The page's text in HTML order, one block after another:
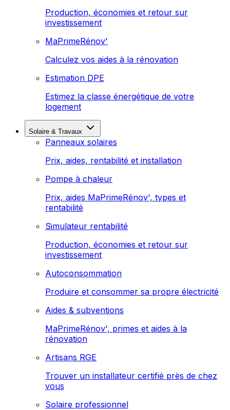
Production, économies et retour sur
investissement
MaPrimeRénov'
Calculez vos aides à la rénovation
Estimation DPE
Estimez la classe énergétique de votre
logement
Solaire & Travaux
Panneaux solaires
Prix, aides, rentabilité et installation
Pompe à chaleur
Prix, aides MaPrimeRénov', types et
rentabilité
Simulateur rentabilité
Production, économies et retour sur
investissement
Autoconsommation
Produire et consommer sa propre électricité
Aides & subventions
MaPrimeRénov', primes et aides à la
rénovation
Artisans RGE
Trouver un installateur certifié près de chez
vous
Solaire professionnel